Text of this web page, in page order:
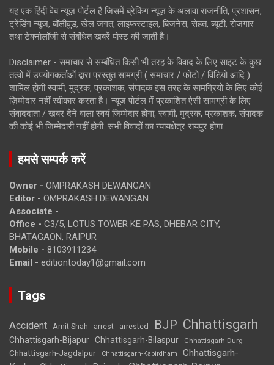
यह एक हिंदी वेब न्यूज़ पोर्टल है जिसमें ब्रेकिंग न्यूज़ के अलावा राजनीति, प्रशासन,
ट्रेंडिंग न्यूज, बॉलीवुड, खेल जगत, लाइफस्टाइल, बिजनेस, सेहत, ब्यूटी, रोजगार
तथा टेक्नोलॉजी से संबंधित खबरें पोस्ट की जाती है।
Disclaimer - समाचार से सम्बंधित किसी भी तरह के विवाद के लिए साइट के कुछ
तत्वों में उपयोगकर्ताओं द्वारा प्रस्तुत सामग्री ( समाचार / फोटो / विडियो आदि )
शामिल होगी स्वामी, मुद्रक, प्रकाशक, संपादक इस तरह के सामग्रियों के लिए कोई
ज़िम्मेदार नहीं स्वीकार करता है। न्यूज़ पोर्टल में प्रकाशित ऐसी सामग्री के लिए
संवाददाता / खबर देने वाला स्वयं जिम्मेदार होगा, स्वामी, मुद्रक, प्रकाशक, संपादक
की कोई भी जिम्मेदारी नहीं होगी. सभी विवादों का न्यायक्षेत्र रायपुर होगा
हमसे सम्पर्क करें
Owner - OMPRAKASH DEWANGAN
Editor - OMPRAKASH DEWANGAN
Associate -
Office - C3/5, LOTUS TOWER KE PAS, DHEBAR CITY,
BHATAGAON, RAIPUR
Mobile - 8103911234
Email - editiontoday1@gmail.com
Tags
Accident Amit Shah arrest arrested BJP Chhattisgarh
Chhattisgarh-Bijapur Chhattisgarh-Bilaspur Chhattisgarh-Durg
Chhattisgarh-Jagdalpur Chhattisgarh-Kabirdham
Chhattisgarh-